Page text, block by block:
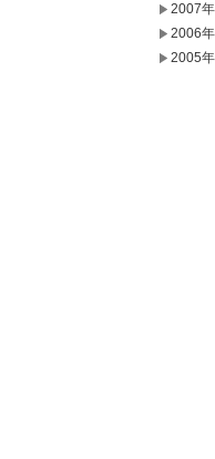
2007年
2006年
2005年